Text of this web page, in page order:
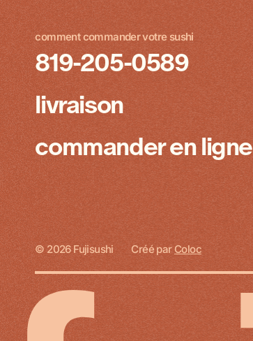
comment commander votre sushi
819-205-0589
livraison
commander en ligne
© 2026 Fujisushi Créé par Coloc